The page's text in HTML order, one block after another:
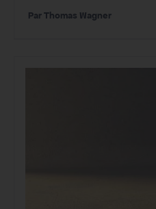
Thomas Wagner